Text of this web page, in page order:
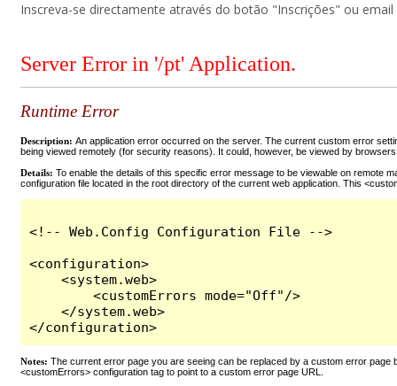
Inscreva-se directamente através do botão "Inscrições" ou